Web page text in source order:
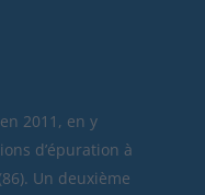
2011, en y
d’épuration à
Un deuxième